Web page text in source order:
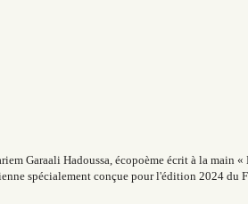
Garaali Hadoussa, écopoème écrit à la main
spécialement conçue pour l'édition 2024 du